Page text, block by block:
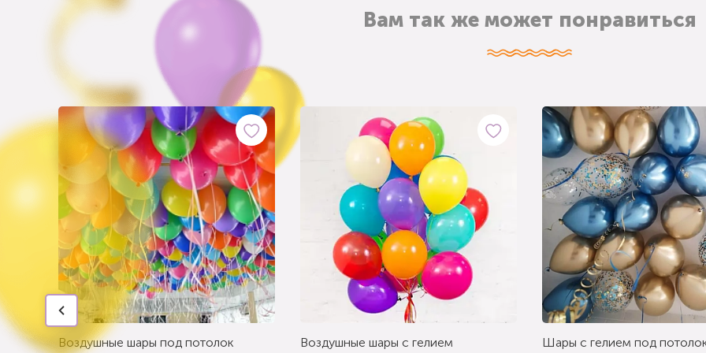
Вам так же может понравиться
Воздушные шары под потолок
Воздушные шары с гелием
Шары с гелием под